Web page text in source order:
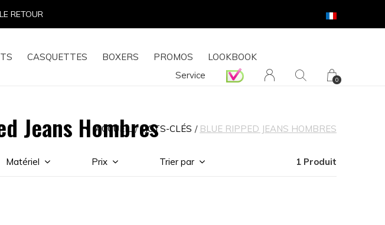
CASQUETTES BOXERS PROMOS
LOOKBOOK
Service
0
RETOUR
Jeans Hombres
ACCUEIL MOTS-CLÉS BLUE RIPPED JEANS HOMBRES
Matériel Prix Trier par 1 Produit